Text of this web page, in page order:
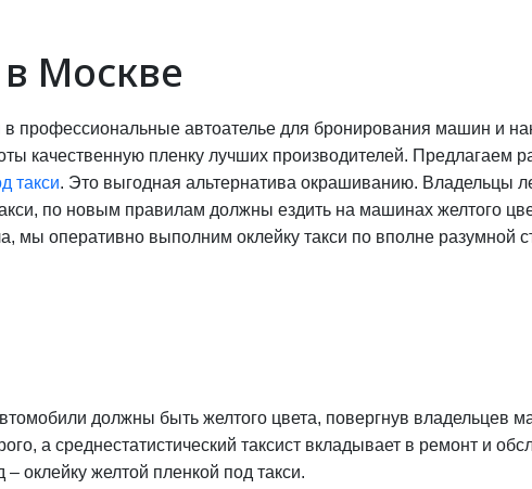
Москве
профессиональные автоателье для бронирования машин и
качественную пленку лучших производителей. Предлагаем
такси. Это выгодная альтернатива окрашиванию. Владельцы
по новым правилам должны ездить на машинах желтого
оперативно выполним оклейку такси по вполне разумной
должны быть желтого цвета, повергнув владельцев
а среднестатистический таксист вкладывает в ремонт и
оклейку желтой пленкой под такси.